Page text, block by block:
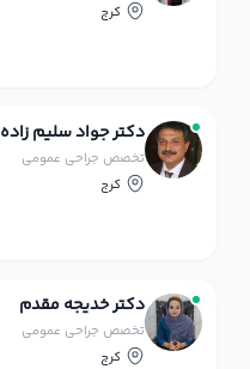
کرج
دکتر جواد سلیم زاده
تخصص جراحی عمومی
کرج
دکتر خدیجه مقدم
تخصص جراحی عمومی
کرج